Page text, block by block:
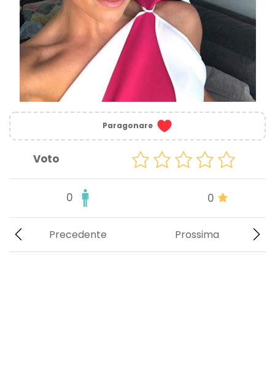
Paragonare
Voto
0 0
Prossima
Precedente